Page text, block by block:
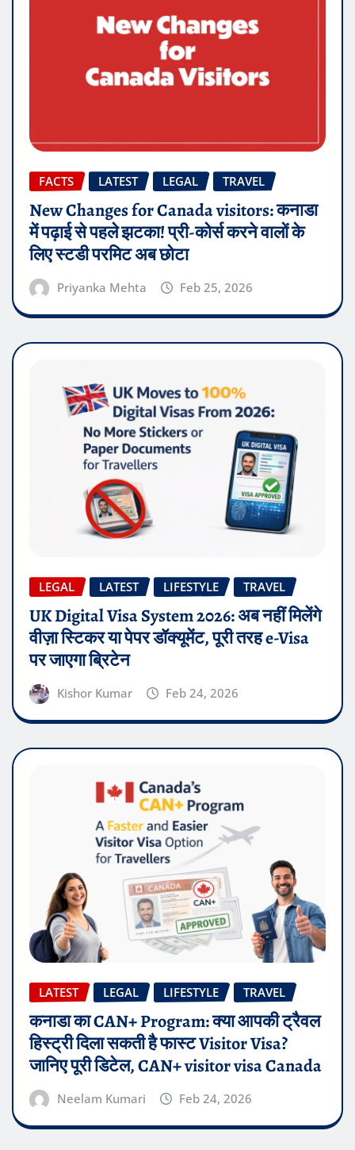
FACTS LATEST LEGAL TRAVEL
New Changes for Canada visitors: कनाडा
में पढ़ाई से पहले झटका! प्री-कोर्स करने वालों के
लिए स्टडी परमिट अब छोटा
Priyanka Mehta Feb 25, 2026
LEGAL LATEST LIFESTYLE TRAVEL
UK Digital Visa System 2026: अब नहीं मिलेंगे
वीज़ा स्टिकर या पेपर डॉक्यूमेंट, पूरी तरह e-Visa
पर जाएगा ब्रिटेन
Kishor Kumar Feb 24, 2026
LATEST LEGAL LIFESTYLE TRAVEL
कनाडा का CAN+ Program: क्या आपकी ट्रैवल
हिस्ट्री दिला सकती है फास्ट Visitor Visa?
जानिए पूरी डिटेल, CAN+ visitor visa Canada
Neelam Kumari Feb 24, 2026